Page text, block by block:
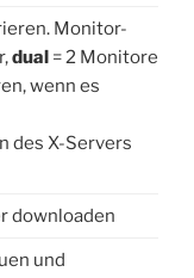
Monitor-
dual = 2 Monitore
wenn es
des X-Servers
downloaden
und